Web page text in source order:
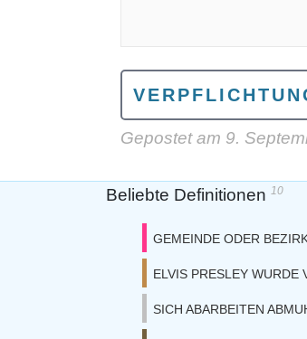
Gepostet am 9.
Beliebte Definitionen 10
GEMEINDE ODER
ELVIS PRESLEY WURDE
SICH ABARBEITEN